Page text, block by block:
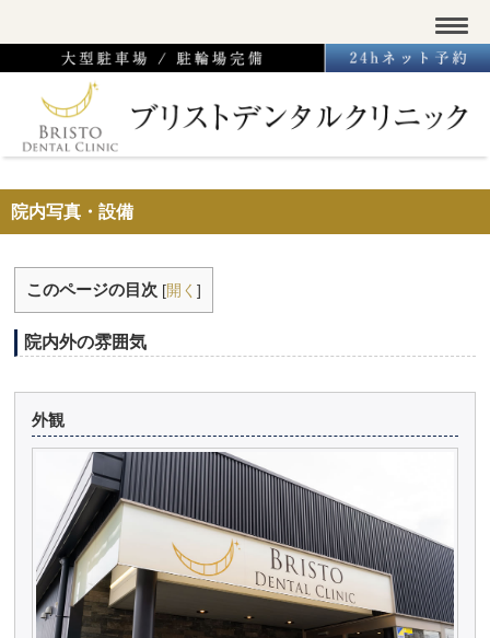
院内写真・設備
このページの目次 [開く]
院内外の雰囲気
外観